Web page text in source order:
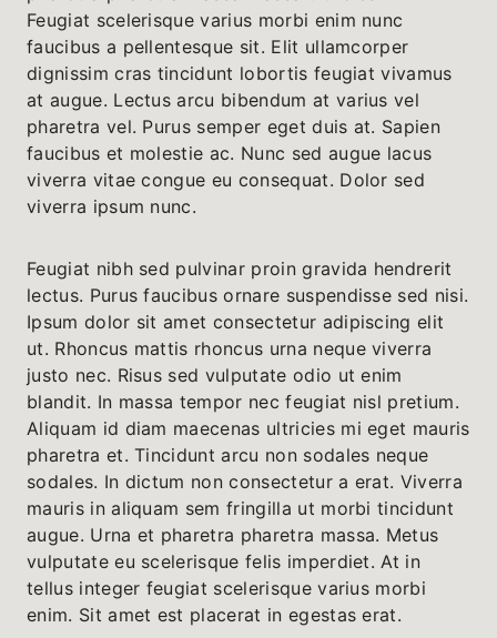
Feugiat scelerisque varius morbi enim nunc
faucibus a pellentesque sit. Elit ullamcorper
dignissim cras tincidunt lobortis feugiat vivamus
at augue. Lectus arcu bibendum at varius vel
pharetra vel. Purus semper eget duis at. Sapien
faucibus et molestie ac. Nunc sed augue lacus
viverra vitae congue eu consequat. Dolor sed
viverra ipsum nunc.
Feugiat nibh sed pulvinar proin gravida hendrerit
lectus. Purus faucibus ornare suspendisse sed nisi.
Ipsum dolor sit amet consectetur adipiscing elit
ut. Rhoncus mattis rhoncus urna neque viverra
justo nec. Risus sed vulputate odio ut enim
blandit. In massa tempor nec feugiat nisl pretium.
Aliquam id diam maecenas ultricies mi eget mauris
pharetra et. Tincidunt arcu non sodales neque
sodales. In dictum non consectetur a erat. Viverra
mauris in aliquam sem fringilla ut morbi tincidunt
augue. Urna et pharetra pharetra massa. Metus
vulputate eu scelerisque felis imperdiet. At in
tellus integer feugiat scelerisque varius morbi
enim. Sit amet est placerat in egestas erat.